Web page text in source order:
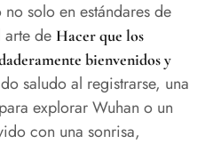
solo en estándares de
de Hacer que los
bienvenidos y
saludo al registrarse, una
explorar Wuhan o un
con una sonrisa,